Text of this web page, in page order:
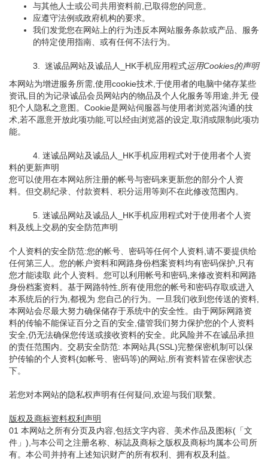
与其他人士或公司共用资料前,已取得您的同意。
应遵守法例或政府机构的要求。
我们发觉您在网站上的行为违反本网站服务条款或产品、服务
的特定使用指南、或有任何不法行为。
3. 迷诚品网站及诚品人_HK手机应用程式运用Cookies的声明
本网站为增进服务所需,使用cookie技术,于使用者的电脑中储存某些
资讯,目的为记录诚品会员网站内的物品及个人化服务等用途,并无 侵
犯个人隐私之意图。Cookie是网站伺服器与使用者浏览器沟通的技
术,若不愿意开放此项功能,可以经由浏览器的设定,取消或限制此项功
能。
4. 迷诚品网站及诚品人_HK手机应用程式对于使用者个人资
料的更新声明
您可以使用在本网站所注册的帐号与密码来更新您的部分个人资
料。但交易纪录、付款资料、积分运用等则不在此修改范围内。
5. 迷诚品网站及诚品人_HK手机应用程式对于使用者个人资
料及线上交易的安全防范声明
个人资料的安全防范:您的帐号、密码等任何个人资料,请不要提供给
任何第三人。您的帐户资料和网路身份档案资料均有密码保护,只有
您才能读取 此个人资料。您可以利用帐号和密码,来修改资料和网路
身份档案资料。基于网路特性,所有使用您的帐号和密码存取或进入
本系统后的行为,都视为 您自己的行为。一旦我们收到您传送的资料,
本网站会尽最大努力确保储存于系统中的安全性。由于网际网路资
料的传输不能保证百分之百的安全,儘管我们努力保护您的个人资料
安全,仍无法确保您传送或接收资料的安全。此风险并不在诚品承担
的责任范围内。交易安全防范: 本网站具(SSL)完整保密机制可以保
护传输的个人资料(如帐号、密码等)的网站,所有资料皆在保密状态
下。
若您对本网站的隐私权声明有任何疑问,欢迎与我们联繫。
版权及商标资料权利声明
01 本网站之所有分页及内容,包括文字内容、美术作品及图标(「文
件」),与本公司之注册名称、标誌及商标之版权及商标均属本公司所
有。本公司并持有上述知识财产的所有权利、拥有权及利益。